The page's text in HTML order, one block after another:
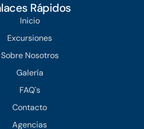
Rápidos
Inicio
Excursiones
Sobre Nosotros
Galería
FAQ`s
Contacto
Agencias